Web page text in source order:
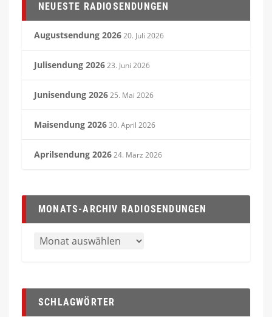
NEUESTE RADIOSENDUNGEN
Augustsendung 202620. Juli 2026
Julisendung 202623. Juni 2026
Junisendung 202625. Mai 2026
Maisendung 202630. April 2026
Aprilsendung 202624. März 2026
MONATS-ARCHIV RADIOSENDUNGEN
SCHLAGWÖRTER